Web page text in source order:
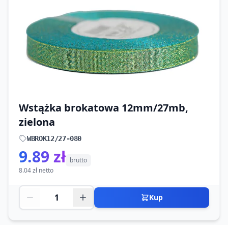
Wstążka brokatowa 12mm/27mb,
zielona
WBROK12/27-080
9.89 zł brutto
8.04 zł netto
Kup